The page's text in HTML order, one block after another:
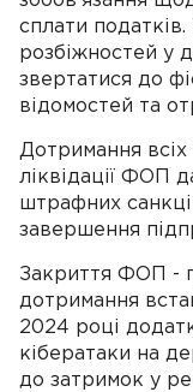
сплати податків.
розбіжностей у
звертатися до
відомостей та
Дотримання всіх
ліквідації ФОП
штрафних
завершення
Закриття ФОП -
дотримання
2024 році
кібератаки на
до затримок у